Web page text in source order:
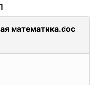
математика.doc